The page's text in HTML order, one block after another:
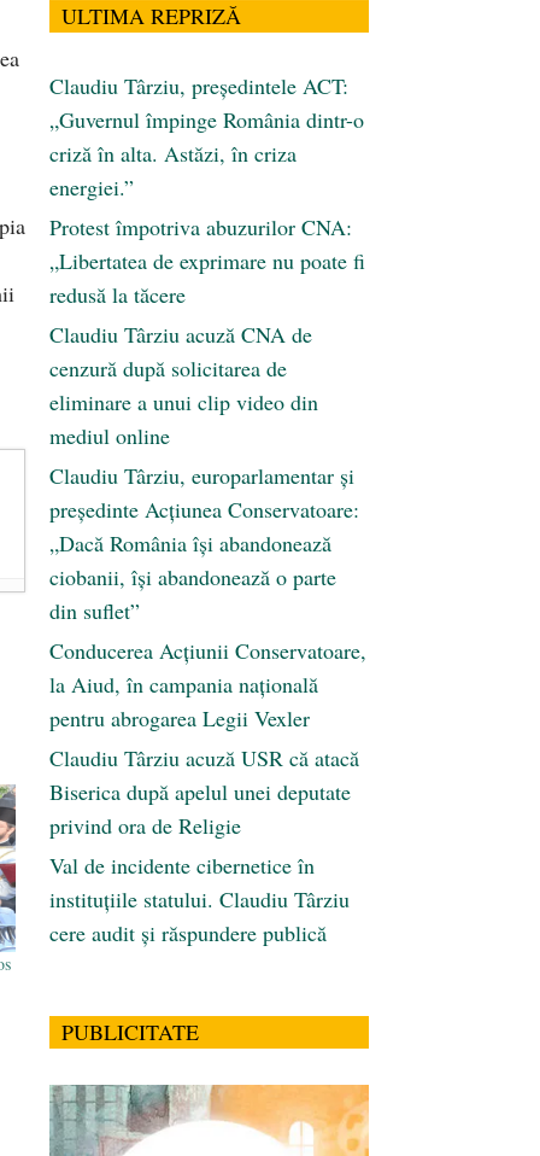
ULTIMA REPRIZĂ
Claudiu Târziu, președintele ACT:
„Guvernul împinge România dintr-o
criză în alta. Astăzi, în criza
energiei.”
Protest împotriva abuzurilor CNA:
„Libertatea de exprimare nu poate fi
redusă la tăcere
Claudiu Târziu acuză CNA de
cenzură după solicitarea de
eliminare a unui clip video din
mediul online
Claudiu Târziu, europarlamentar și
președinte Acțiunea Conservatoare:
„Dacă România își abandonează
ciobanii, își abandonează o parte
din suflet”
Conducerea Acțiunii Conservatoare,
la Aiud, în campania națională
pentru abrogarea Legii Vexler
Claudiu Târziu acuză USR că atacă
Biserica după apelul unei deputate
privind ora de Religie
Val de incidente cibernetice în
instituțiile statului. Claudiu Târziu
cere audit și răspundere publică
PUBLICITATE